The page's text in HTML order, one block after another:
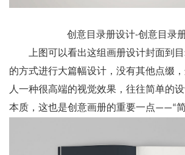
创意目录册设计-创意目录
上图可以看出这组画册设计封面到
的方式进行大篇幅设计，没有其他点缀
人一种很高端的视觉效果，往往简单的
本质，这也是创意画册的重要一点——“简